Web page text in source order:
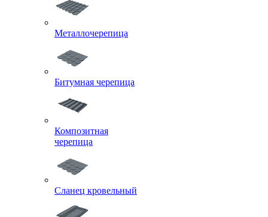
Металлочерепица
Битумная черепица
Композитная
черепица
Сланец кровельный